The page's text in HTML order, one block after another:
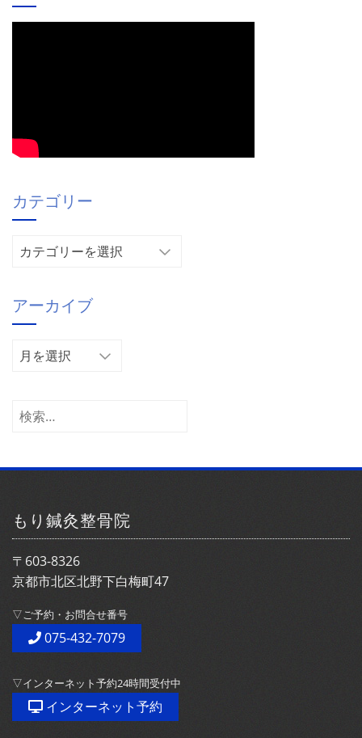
カテゴリー
リ
ー
アーカイブ
ア
イ
検
もり鍼灸整骨院
〒603-8326
京都市北区北野下白梅町47
▽ご予約・お問合せ番号
075-432-7079
▽インターネット予約24時間受付中
インターネット予約